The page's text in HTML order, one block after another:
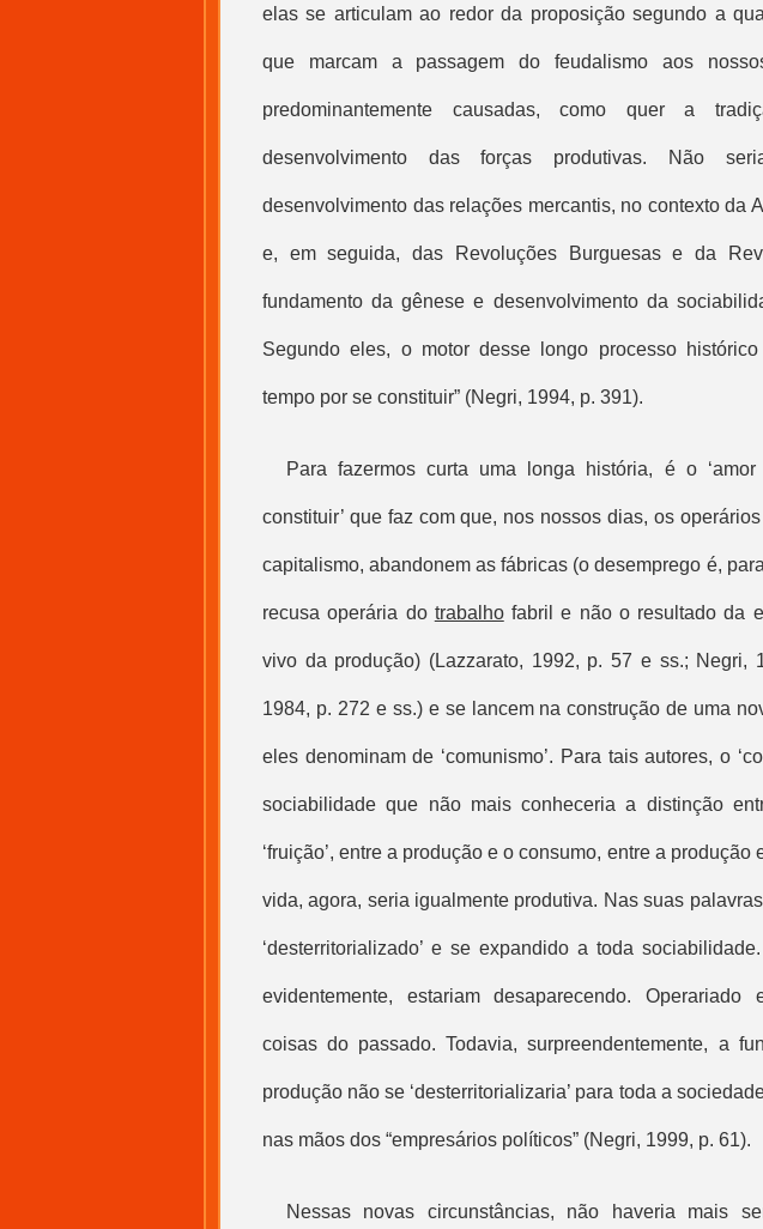
elas se articulam ao redor da proposição segundo a
que marcam a passagem do feudalismo aos
predominantemente causadas, como quer a
desenvolvimento das forças produtivas. Não
desenvolvimento das relações mercantis, no contexto da
e, em seguida, das Revoluções Burguesas e da
fundamento da gênese e desenvolvimento da
Segundo eles, o motor desse longo processo
tempo por se constituir” (Negri, 1994, p. 391).
Para fazermos curta uma longa história, é o
constituir’ que faz com que, nos nossos dias, os
capitalismo, abandonem as fábricas (o desemprego é,
recusa operária do trabalhofabril e não o resultado da
vivo da produção) (Lazzarato, 1992, p. 57 e ss.; Negri,
1984, p. 272 e ss.) e se lancem na construção de uma
eles denominam de ‘comunismo’. Para tais autores, o
sociabilidade que não mais conheceria a distinção
‘fruição’, entre a produção e o consumo, entre a produção
vida, agora, seria igualmente produtiva. Nas suas
‘desterritorializado’ e se expandido a toda
evidentemente, estariam desaparecendo. Operariado
coisas do passado. Todavia, surpreendentemente, a
produção não se ‘desterritorializaria’ para toda a
nas mãos dos “empresários políticos” (Negri, 1999, p. 61).
Nessas novas circunstâncias, não haveria mais